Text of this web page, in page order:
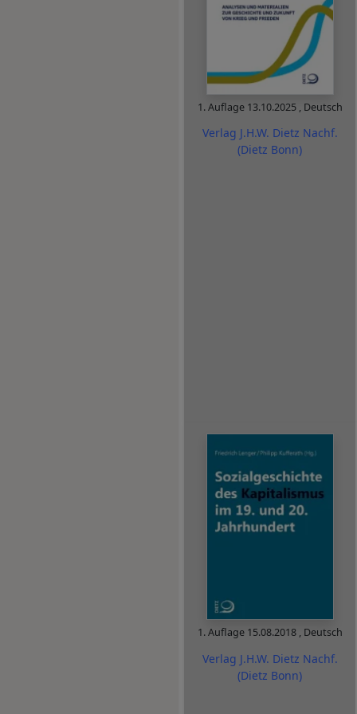
1. Auflage 13.10.2025 , Deutsch
Verlag J.H.W. Dietz Nachf.
(Dietz Bonn)
1. Auflage 15.08.2018 , Deutsch
Verlag J.H.W. Dietz Nachf.
(Dietz Bonn)